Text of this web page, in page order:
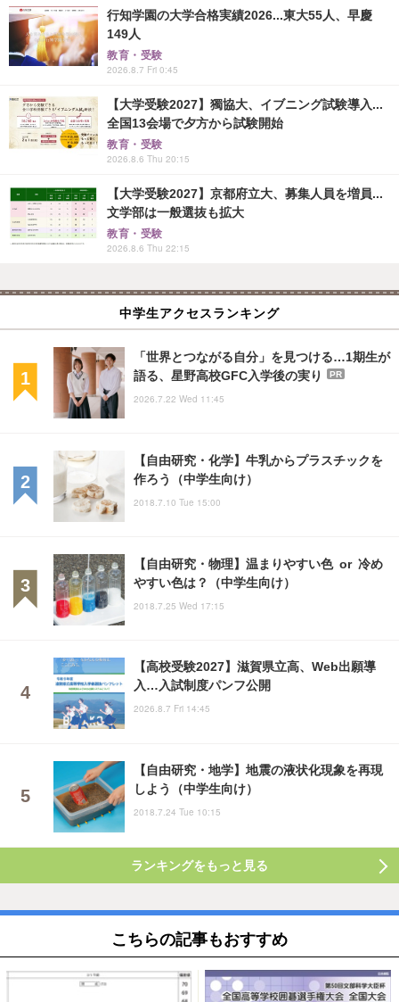
行知学園の大学合格実績2026...東大55人、早慶
149人
教育・受験
2026.8.7 Fri 0:45
【大学受験2027】獨協大、イブニング試験導入...
全国13会場で夕方から試験開始
教育・受験
2026.8.6 Thu 20:15
【大学受験2027】京都府立大、募集人員を増員...
文学部は一般選抜も拡大
教育・受験
2026.8.6 Thu 22:15
中学生アクセスランキング
「世界とつながる自分」を見つける…1期生が
語る、星野高校GFC入学後の実り
PR
2026.7.22 Wed 11:45
【自由研究・化学】牛乳からプラスチックを
作ろう（中学生向け）
2018.7.10 Tue 15:00
【自由研究・物理】温まりやすい色 or 冷め
やすい色は？（中学生向け）
2018.7.25 Wed 17:15
【高校受験2027】滋賀県立高、Web出願導
入…入試制度パンフ公開
2026.8.7 Fri 14:45
【自由研究・地学】地震の液状化現象を再現
しよう（中学生向け）
2018.7.24 Tue 10:15
ランキングをもっと見る
こちらの記事もおすすめ